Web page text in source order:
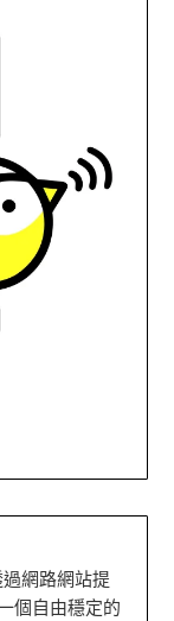
網路網站提
個自由穩定的